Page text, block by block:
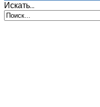
Искать...